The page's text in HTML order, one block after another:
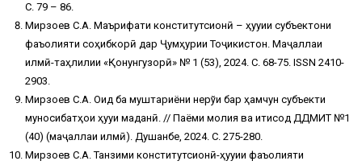
С. 79 – 86.
Мирзоев С.А. Маърифати конститутсионӣ – ҳуқуқии субъектони
фаъолияти соҳибкорӣ дар Ҷумҳурии Тоҷикистон. Маҷаллаи
илмӣ-таҳлилии «Қонунгузорӣ» № 1 (53), 2024. С. 68-75. ISSN 2410-
2903.
Мирзоев С.А. Оид ба муштариёни нерўи барқ ҳамчун субъекти
муносибатҳои ҳуқуқи маданӣ. // Паёми молия ва иқтисод ДДМИТ №1
(40) (маҷаллаи илмӣ). Душанбе, 2024. С. 275-280.
Мирзоев С.А. Танзими конститутсионӣ-ҳуқуқии фаъолияти